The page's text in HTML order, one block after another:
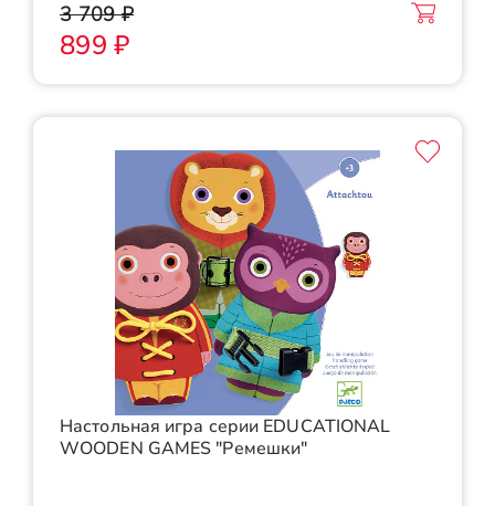
3 709 ₽
899 ₽
Настольная игра серии EDUCATIONAL
WOODEN GAMES "Ремешки"